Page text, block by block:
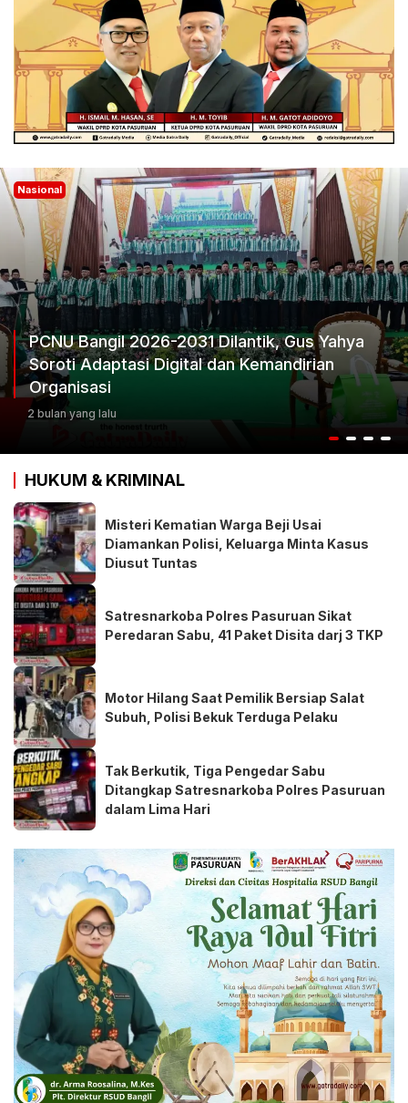
Nasional
PCNU Bangil 2026-2031 Dilantik, Gus Yahya
Soroti Adaptasi Digital dan Kemandirian
Organisasi
2 bulan yang lalu
HUKUM & KRIMINAL
Misteri Kematian Warga Beji Usai
Diamankan Polisi, Keluarga Minta Kasus
Diusut Tuntas
Satresnarkoba Polres Pasuruan Sikat
Peredaran Sabu, 41 Paket Disita darj 3 TKP
Motor Hilang Saat Pemilik Bersiap Salat
Subuh, Polisi Bekuk Terduga Pelaku
Tak Berkutik, Tiga Pengedar Sabu
Ditangkap Satresnarkoba Polres Pasuruan
dalam Lima Hari